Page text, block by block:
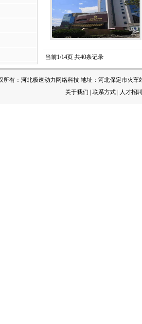
当前1/14页 共40条记录
所有：河北极速动力网络科技 地址：河北保定市火
关于我们
联系方式 人才招